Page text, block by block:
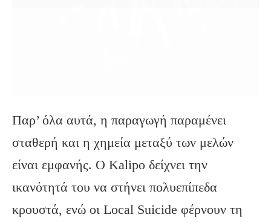
Παρ’ όλα αυτά, η παραγωγή παραμένει
σταθερή και η χημεία μεταξύ των μελών
είναι εμφανής. Ο Kalipo δείχνει την
ικανότητά του να στήνει πολυεπίπεδα
κρουστά, ενώ οι Local Suicide φέρνουν τη